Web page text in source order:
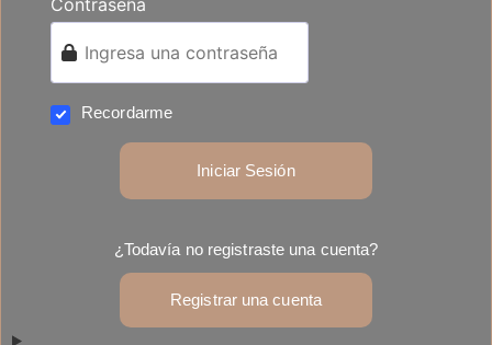
Recordarme
Iniciar Sesión
¿Todavía no registraste una cuenta?
Registrar una cuenta